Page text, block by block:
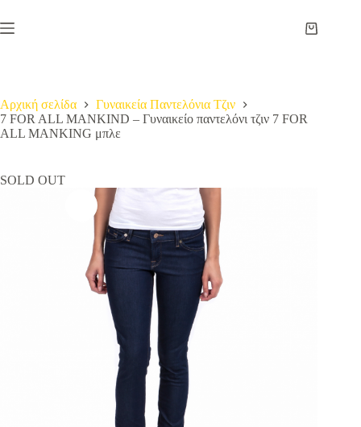
στο
περιεχόμενο
Καλάθι
Αρχική σελίδα
Γυναικεία Παντελόνια Τζιν
7 FOR ALL MANKIND – Γυναικείο παντελόνι τζιν 7 FOR
ALL MANKING μπλε
SOLD OUT